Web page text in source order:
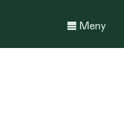
Meny